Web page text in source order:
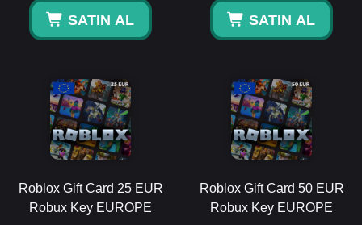
SATIN AL SATIN AL
Roblox Gift Card 25 EUR
Robux Key EUROPE
Roblox Gift Card 50 EUR
Robux Key EUROPE